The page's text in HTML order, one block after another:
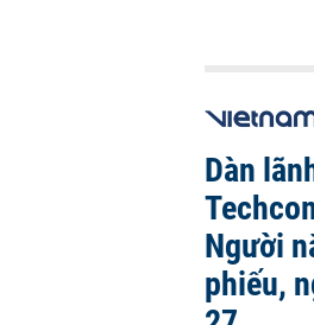
Dàn
Người
phiếu,